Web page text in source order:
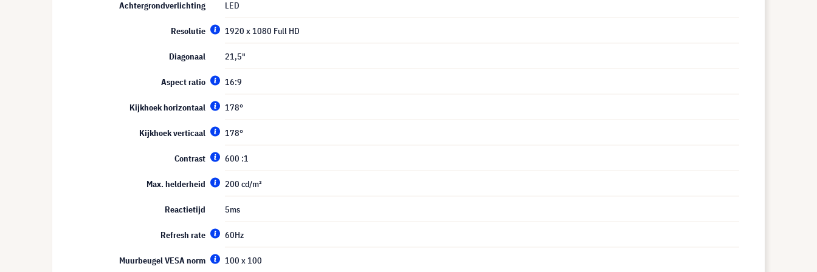
Achtergrondverlichting LED
Resolutie 1920 x 1080 Full HD
Diagonaal 21,5"
Aspect ratio 16:9
Kijkhoek horizontaal 178°
Kijkhoek verticaal 178°
Contrast 600 :1
Max. helderheid 200 cd/m²
Reactietijd 5ms
Refresh rate 60Hz
Muurbeugel VESA norm 100 x 100